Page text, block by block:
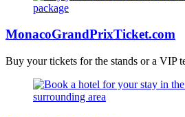
MonacoGrandPrixTicket.com
Buy your tickets for the stands or a VIP